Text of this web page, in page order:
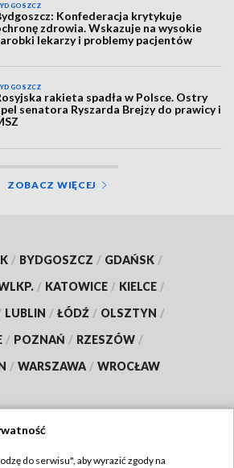
Konfederacja krytykuje
zdrowia. Wskazuje na wysokie
lekarzy i problemy pacjentów
rakieta spadła w Polsce. Ostry
senatora Ryszarda Brejzy do prawicy i
ZOBACZ WIĘCEJ
/ BYDGOSZCZ / GDAŃSK /
/ KATOWICE / KIELCE /
LUBLIN / ŁÓDŹ / OLSZTYN /
/ POZNAŃ / RZESZÓW /
/ WARSZAWA / WROCŁAW
do serwisu", aby wyrazić zgody na